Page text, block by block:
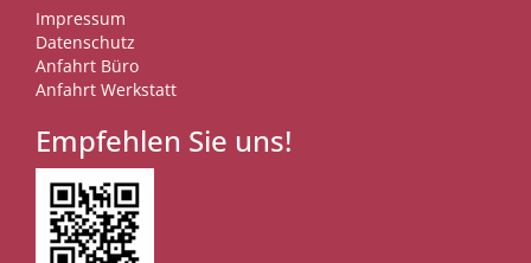
Impressum
Datenschutz
Anfahrt Büro
Anfahrt Werkstatt
Empfehlen Sie uns!